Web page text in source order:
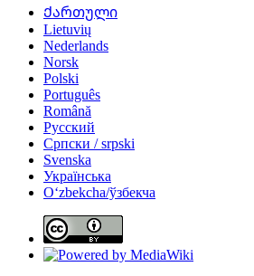
Ქართული
Lietuvių
Nederlands
Norsk
Polski
Português
Română
Русский
Српски / srpski
Svenska
Українська
Oʻzbekcha/ўзбекча